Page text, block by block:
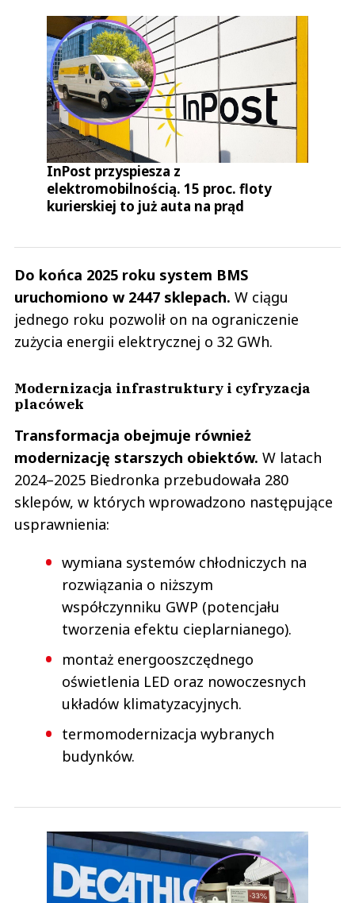
InPost przyspiesza z
elektromobilnością. 15 proc. floty
kurierskiej to już auta na prąd
Do końca 2025 roku system BMS
uruchomiono w 2447 sklepach. W ciągu
jednego roku pozwolił on na ograniczenie
zużycia energii elektrycznej o 32 GWh.
Modernizacja infrastruktury i cyfryzacja
placówek
Transformacja obejmuje również
modernizację starszych obiektów. W latach
2024–2025 Biedronka przebudowała 280
sklepów, w których wprowadzono następujące
usprawnienia:
wymiana systemów chłodniczych na
rozwiązania o niższym
współczynniku GWP (potencjału
tworzenia efektu cieplarnianego).
montaż energooszczędnego
oświetlenia LED oraz nowoczesnych
układów klimatyzacyjnych.
termomodernizacja wybranych
budynków.